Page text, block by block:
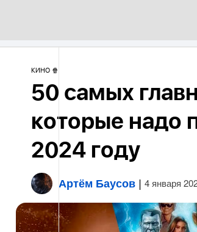
КИНО 🍿
50 самых
которые надо
2024 году
Артём Баусов | 4 января